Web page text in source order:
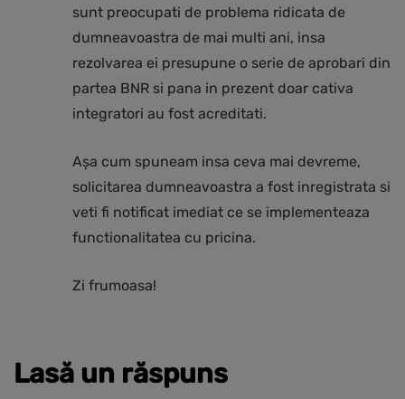
sunt preocupati de problema ridicata de
dumneavoastra de mai multi ani, insa
rezolvarea ei presupune o serie de aprobari din
partea BNR si pana in prezent doar cativa
integratori au fost acreditati.
Așa cum spuneam insa ceva mai devreme,
solicitarea dumneavoastra a fost inregistrata si
veti fi notificat imediat ce se implementeaza
functionalitatea cu pricina.
Zi frumoasa!
Lasă un răspuns